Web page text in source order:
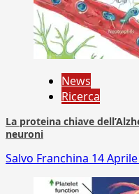
News
Ricerca
La proteina chiave
neuroni
Salvo Franchina 14